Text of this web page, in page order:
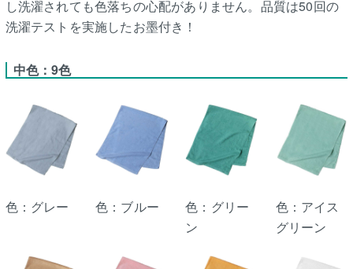
し洗濯されても色落ちの心配がありません。品質は50回の
洗濯テストを実施したお墨付き！
中色：9色
色：グレー 色：ブルー
色：グリー
ン
色：アイス
グリーン